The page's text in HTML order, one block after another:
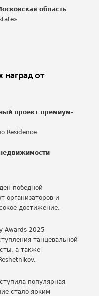
область
наград от
проект премиум-
Residence
победной
организаторов и
достижение.
Awards 2025
танцевальной
а также
популярная
стало ярким